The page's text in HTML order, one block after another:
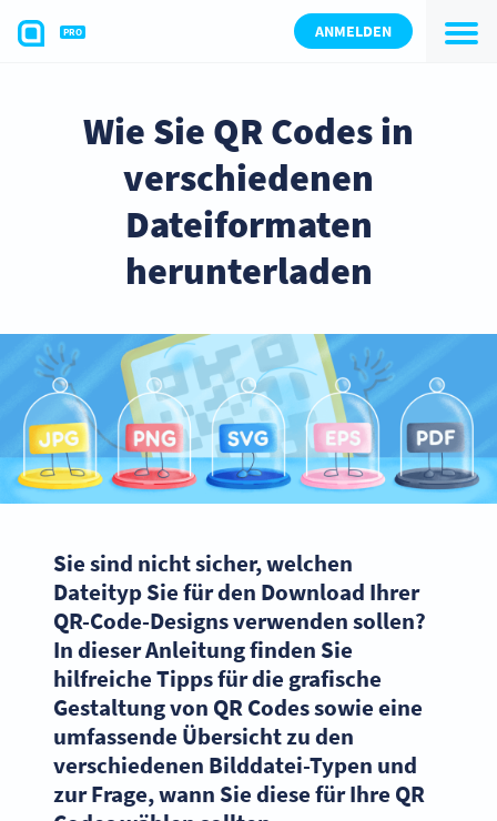
PRO ANMELDEN
Wie Sie QR Codes in
verschiedenen
Dateiformaten
herunterladen
Sie sind nicht sicher, welchen
Dateityp Sie für den Download Ihrer
QR-Code-Designs verwenden sollen?
In dieser Anleitung finden Sie
hilfreiche Tipps für die grafische
Gestaltung von QR Codes sowie eine
umfassende Übersicht zu den
verschiedenen Bilddatei-Typen und
zur Frage, wann Sie diese für Ihre QR